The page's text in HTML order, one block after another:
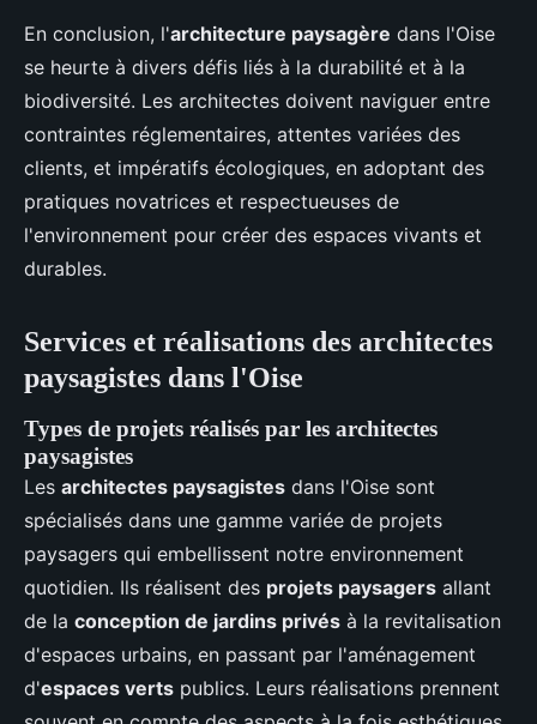
En conclusion, l'architecture paysagère dans l'Oise
se heurte à divers défis liés à la durabilité et à la
biodiversité. Les architectes doivent naviguer entre
contraintes réglementaires, attentes variées des
clients, et impératifs écologiques, en adoptant des
pratiques novatrices et respectueuses de
l'environnement pour créer des espaces vivants et
durables.
Services et réalisations des architectes
paysagistes dans l'Oise
Types de projets réalisés par les architectes
paysagistes
Les architectes paysagistes dans l'Oise sont
spécialisés dans une gamme variée de projets
paysagers qui embellissent notre environnement
quotidien. Ils réalisent des projets paysagers allant
de la conception de jardins privés à la revitalisation
d'espaces urbains, en passant par l'aménagement
d'espaces verts publics. Leurs réalisations prennent